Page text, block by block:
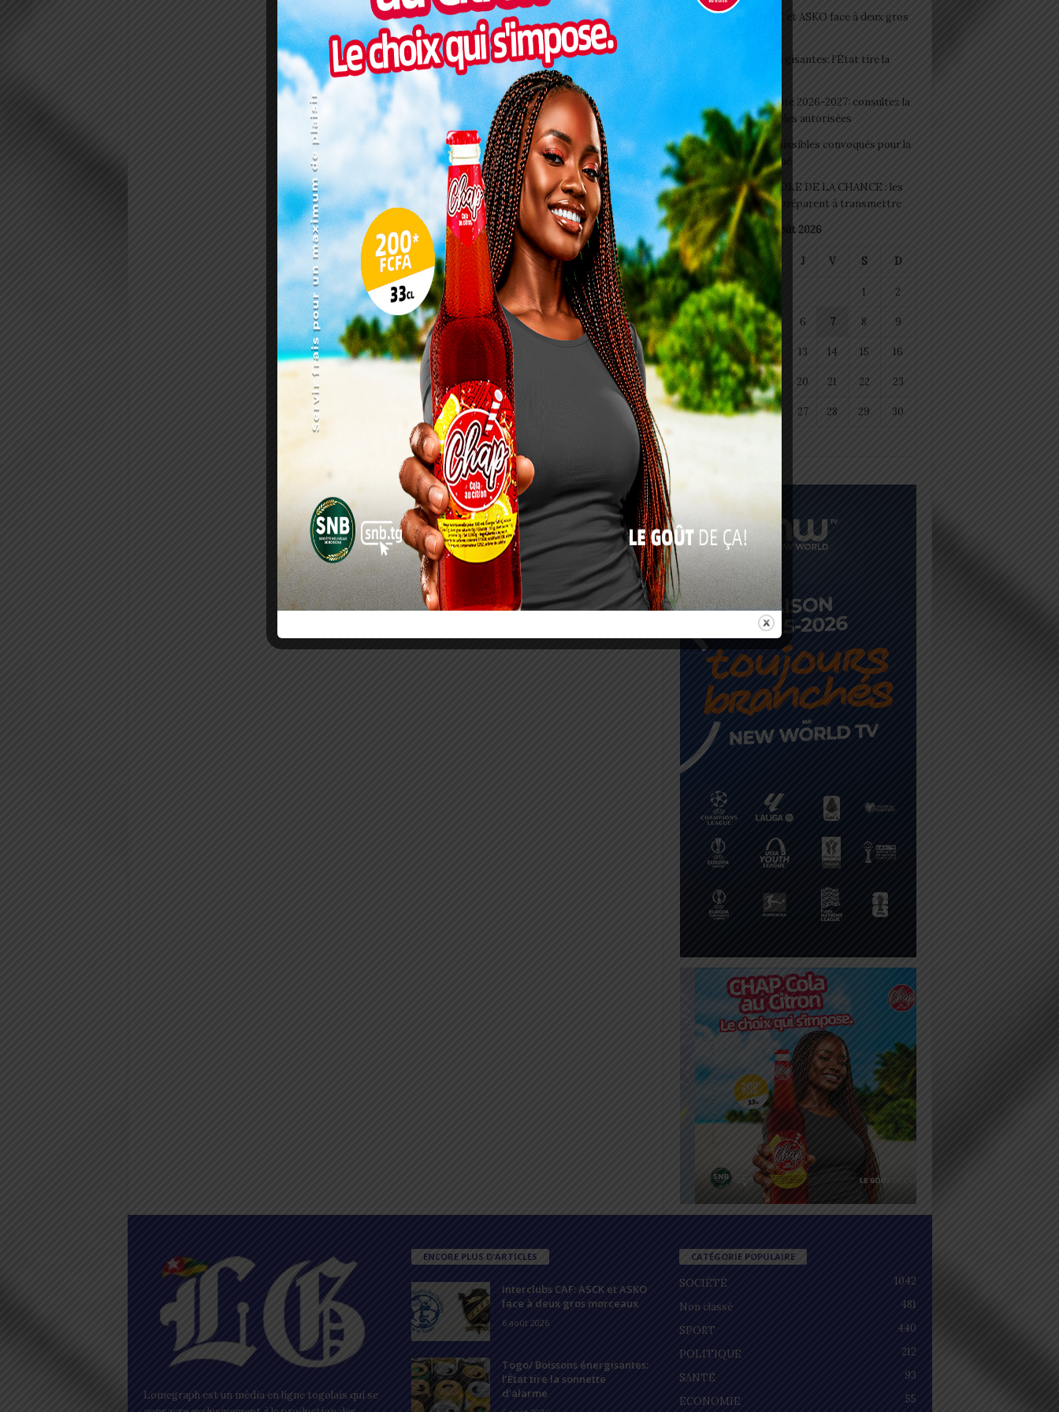
Interclubs CAF: ASCK et ASKO face à deux gros
Togo/ Boissons énergisantes: l’État tire la
Togo/ Rentrée scolaire 2026-2027: consultez la
liste officielle des écoles autorisées
ESSAL 2026 : les admissibles convoqués pour la
visite médicale à Lomé
SWEDD+ Togo / ECOLE DE LA CHANCE : les
maitres-artisans se préparent à transmettre
août 2026
L M M J V S D
1 2
3 4 5 6 7 8 9
10 11 12 13 14 15 16
17 18 19 20 21 22 23
24 25 26 27 28 29 30
Lomegraph est un média en ligne togolais qui se
ENCORE PLUS D'ARTICLES
Interclubs CAF: ASCK et ASKO
face à deux gros morceaux
6 août 2026
Togo/ Boissons énergisantes:
l’État tire la sonnette
d’alarme
CATÉGORIE POPULAIRE
SOCIÉTÉ
1042
Non classé
481
SPORT
440
POLITIQUE
212
SANTÉ
93
ECONOMIE
55